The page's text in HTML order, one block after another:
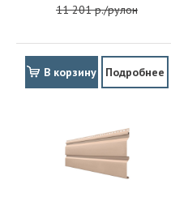
11 201 р./рулон
В корзину Подробнее